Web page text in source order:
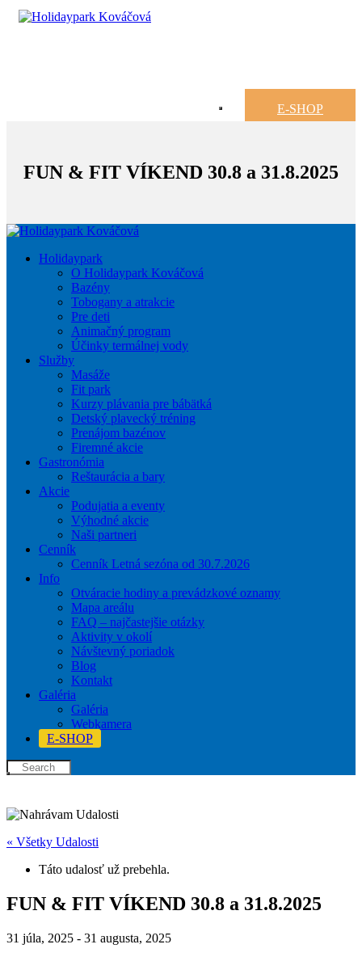
E-SHOP
FUN & FIT VÍKEND 30.8 a 31.8.2025
Holidaypark
O Holidaypark Kováčová
Bazény
Tobogany a atrakcie
Pre deti
Animačný program
Účinky termálnej vody
Služby
Masáže
Fit park
Kurzy plávania pre bábätká
Detský plavecký tréning
Prenájom bazénov
Firemné akcie
Gastronómia
Reštaurácia a bary
Akcie
Podujatia a eventy
Výhodné akcie
Naši partneri
Cenník
Cenník Letná sezóna od 30.7.2026
Info
Otváracie hodiny a prevádzkové oznamy
Mapa areálu
FAQ – najčastejšie otázky
Aktivity v okolí
Návštevný poriadok
Blog
Kontakt
Galéria
Galéria
Webkamera
E-SHOP
« Všetky Udalosti
Táto udalosť už prebehla.
FUN & FIT VÍKEND 30.8 a 31.8.2025
31 júla, 2025 - 31 augusta, 2025